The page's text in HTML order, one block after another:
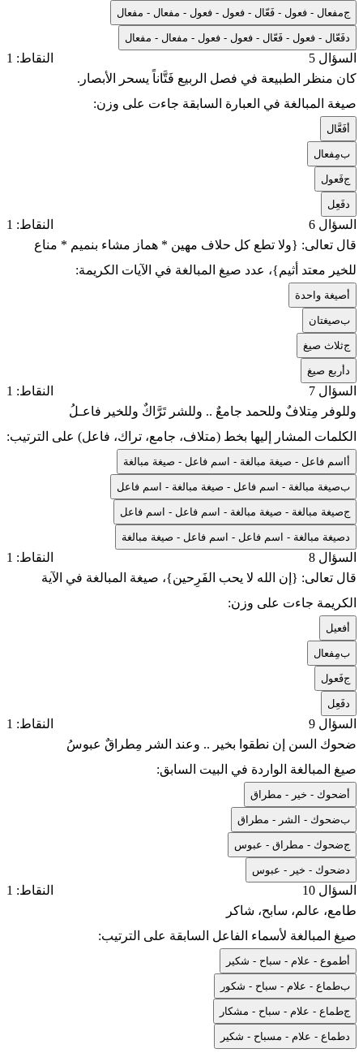
جمفعال - فعول - فَعّال - فعول - فعول - مفعال - مفعال
فَعّال - فعول - فَعّال - فعول - فعول - مفعال - مفعال
السؤال 5
النقاط: 1
كان منظر الطبيعة في فصل الربيع فَتَّاناً يسحر الأبصار.
صيغة المبالغة في العبارة السابقة جاءت على وزن:
فَعَّال
بمِفعال
جفَعول
فَعِل
السؤال 6
النقاط: 1
قال تعالى: {ولا تطع كل حلاف مهين * هماز مشاء بنميم * مناع
للخير معتد أثيم}، عدد صيغ المبالغة في الآيات الكريمة:
صيغة واحدة
بصيغتان
جثلاث صيغ
أربع صيغ
السؤال 7
النقاط: 1
وللوفر مِتلافٌ وللحمد جامعٌ .. وللشر تَرَّاكٌ وللخير فاعـلُ
الكلمات المشار إليها بخط (متلاف، جامع، تراك، فاعل) على الترتيب:
اسم فاعل - صيغة مبالغة - اسم فاعل - صيغة مبالغة
بصيغة مبالغة - اسم فاعل - صيغة مبالغة - اسم فاعل
جصيغة مبالغة - صيغة مبالغة - اسم فاعل - اسم فاعل
صيغة مبالغة - اسم فاعل - اسم فاعل - صيغة مبالغة
السؤال 8
النقاط: 1
قال تعالى: {إن الله لا يحب الفَرِحين}، صيغة المبالغة في الآية
الكريمة جاءت على وزن:
فعيل
بمِفعال
جفَعول
فَعِل
السؤال 9
النقاط: 1
ضحوك السن إن نطقوا بخير .. وعند الشر مِطراقٌ عبوسُ
صيغ المبالغة الواردة في البيت السابق:
ضحوك - خير - مطراق
بضحوك - الشر - مطراق
جضحوك - مطراق - عبوس
ضحوك - خير - عبوس
السؤال 10
النقاط: 1
طامع، عالم، سابح، شاكر
صيغ المبالغة لأسماء الفاعل السابقة على الترتيب:
طموع - علام - سباح - شكير
بطماع - علام - سباح - شكور
جطماع - علام - سباح - مشكار
طماع - علام - مسباح - شكير